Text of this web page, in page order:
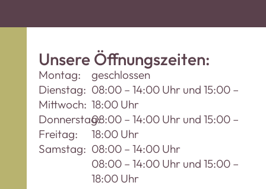
Unsere Öffnungszeiten:
Montag:
Dienstag:
Mittwoch:
Donnerstag:
Freitag:
Samstag:
geschlossen
08:00 – 14:00 Uhr und 15:00 –
18:00 Uhr
08:00 – 14:00 Uhr und 15:00 –
18:00 Uhr
08:00 – 14:00 Uhr
08:00 – 14:00 Uhr und 15:00 –
18:00 Uhr